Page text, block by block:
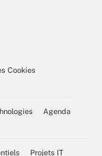
Cookies
Agenda
Projets IT